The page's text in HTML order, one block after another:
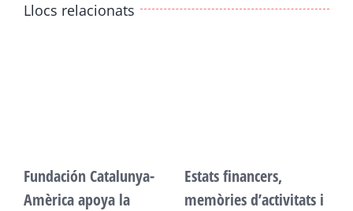
Llocs relacionats
Fundación Catalunya-
Amèrica apoya la
Estats financers,
memòries d’activitats i